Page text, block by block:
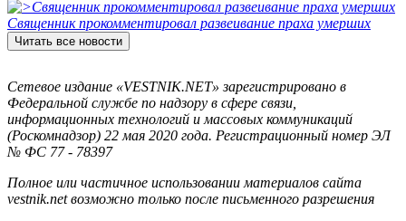
Священник прокомментировал развеивание праха умерших
Читать все новости
Сетевое издание «VESTNIK.NET» зарегистрировано в
Федеральной службе по надзору в сфере связи,
информационных технологий и массовых коммуникаций
(Роскомнадзор) 22 мая 2020 года. Регистрационный номер ЭЛ
№ ФС 77 - 78397
Полное или частичное использовании материалов сайта
vestnik.net возможно только после письменного разрешения